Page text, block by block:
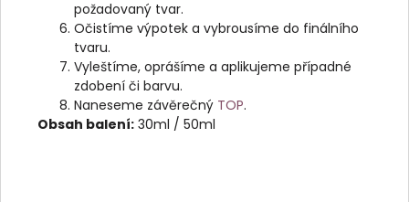
požadovaný tvar.
Očistíme výpotek a vybrousíme do finálního
tvaru.
Vyleštíme, oprášíme a aplikujeme případné
zdobení či barvu.
Naneseme závěrečný TOP.
Obsah balení: 30ml / 50ml